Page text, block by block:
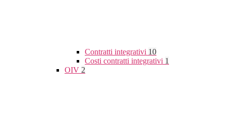
Contratti integrativi 10
Costi contratti integrativi 1
OIV 2